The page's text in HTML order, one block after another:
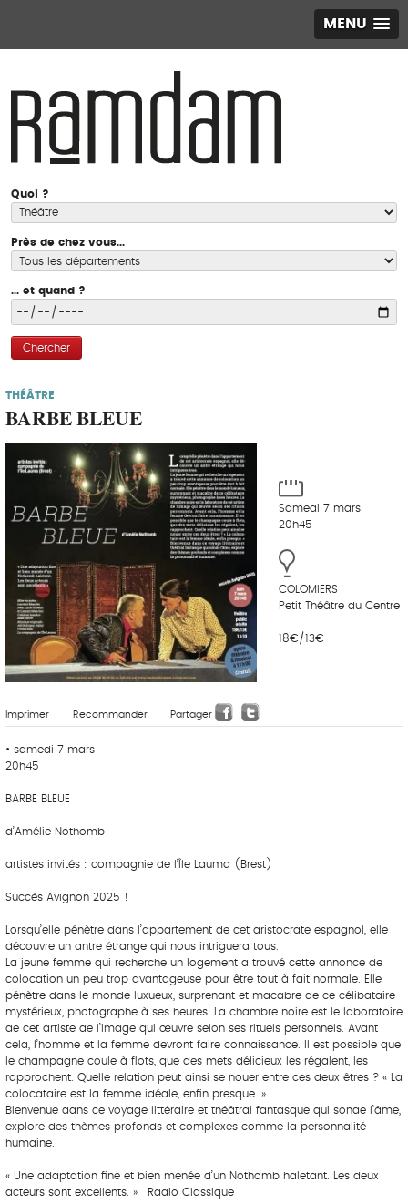
MENU
Quoi ?
Près de chez vous...
... et quand ?
Chercher
THÉÂTRE
BARBE BLEUE
Samedi 7 mars
20h45
COLOMIERS
Petit Théâtre du Centre
18€/13€
Imprimer Recommander Partager
• samedi 7 mars
20h45
BARBE BLEUE
d’Amélie Nothomb
artistes invités : compagnie de l’Île Lauma (Brest)
Succès Avignon 2025 !
Lorsqu’elle pénètre dans l’appartement de cet aristocrate espagnol, elle
découvre un antre étrange qui nous intriguera tous.
La jeune femme qui recherche un logement a trouvé cette annonce de
colocation un peu trop avantageuse pour être tout à fait normale. Elle
pénètre dans le monde luxueux, surprenant et macabre de ce célibataire
mystérieux, photographe à ses heures. La chambre noire est le laboratoire
de cet artiste de l’image qui œuvre selon ses rituels personnels. Avant
cela, l’homme et la femme devront faire connaissance. Il est possible que
le champagne coule à flots, que des mets délicieux les régalent, les
rapprochent. Quelle relation peut ainsi se nouer entre ces deux êtres ? « La
colocataire est la femme idéale, enfin presque. »
Bienvenue dans ce voyage littéraire et théâtral fantasque qui sonde l’âme,
explore des thèmes profonds et complexes comme la personnalité
humaine.
« Une adaptation fine et bien menée d’un Nothomb haletant. Les deux
acteurs sont excellents. » Radio Classique